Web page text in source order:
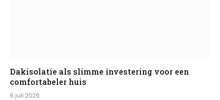
Dakisolatie als slimme investering voor een
comfortabeler huis
6 juli 2026